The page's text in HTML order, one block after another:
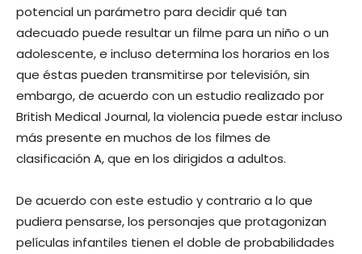
potencial un parámetro para decidir qué tan
adecuado puede resultar un filme para un niño o un
adolescente, e incluso determina los horarios en los
que éstas pueden transmitirse por televisión, sin
embargo, de acuerdo con un estudio realizado por
British Medical Journal, la violencia puede estar incluso
más presente en muchos de los filmes de
clasificación A, que en los dirigidos a adultos.
De acuerdo con este estudio y contrario a lo que
pudiera pensarse, los personajes que protagonizan
películas infantiles tienen el doble de probabilidades